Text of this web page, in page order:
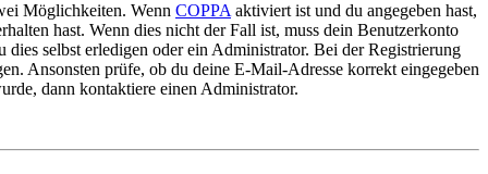
Möglichkeiten. Wenn COPPA aktiviert ist und du angegeben hast,
hast. Wenn dies nicht der Fall ist, muss dein Benutzerkonto
selbst erledigen oder ein Administrator. Bei der Registrierung
Ansonsten prüfe, ob du deine E-Mail-Adresse korrekt eingegeben
dann kontaktiere einen Administrator.